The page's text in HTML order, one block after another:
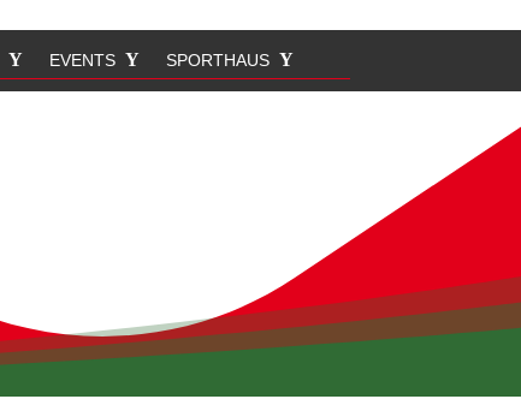
EVENTS SPORTHAUS